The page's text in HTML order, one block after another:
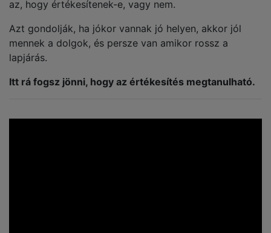
az, hogy értékesítenek-e, vagy nem.
Azt gondolják, ha jókor vannak jó helyen, akkor jól
mennek a dolgok, és persze van amikor rossz a
lapjárás.
Itt rá fogsz jönni, hogy az értékesítés megtanulható.